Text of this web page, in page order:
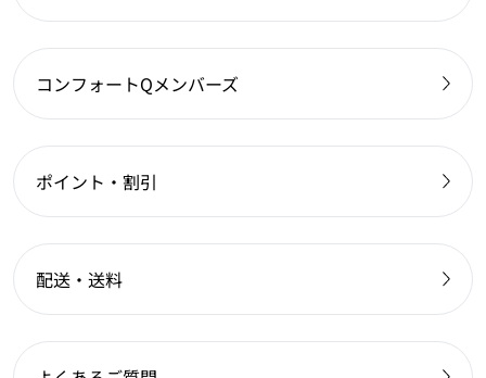
コンフォートQメンバーズ
ポイント・割引
配送・送料